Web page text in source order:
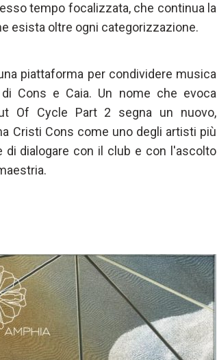
tempo focalizzata, che continua la
esista oltre ogni categorizzazione.
piattaforma per condividere musica
Cons e Caia. Un nome che evoca
Of Cycle Part 2 segna un nuovo,
Cristi Cons come uno degli artisti più
di dialogare con il club e con l'ascolto